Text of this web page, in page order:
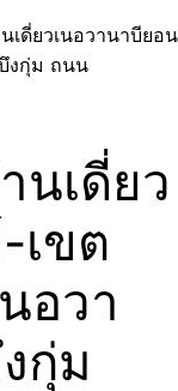
เดี่ยวเนอวานาบียอน
งกุ่ม ถนน
นเดี่ยว
เขต
อวา
กุ่ม